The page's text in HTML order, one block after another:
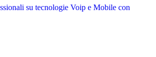
su tecnologie Voip e Mobile con